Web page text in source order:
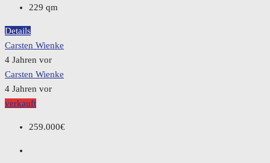
229 qm
Details
Carsten Wienke
4 Jahren vor
Carsten Wienke
4 Jahren vor
verkauft
259.000€